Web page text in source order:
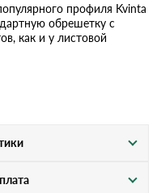
профиля Kvinta
обрешетку с
как и у листовой